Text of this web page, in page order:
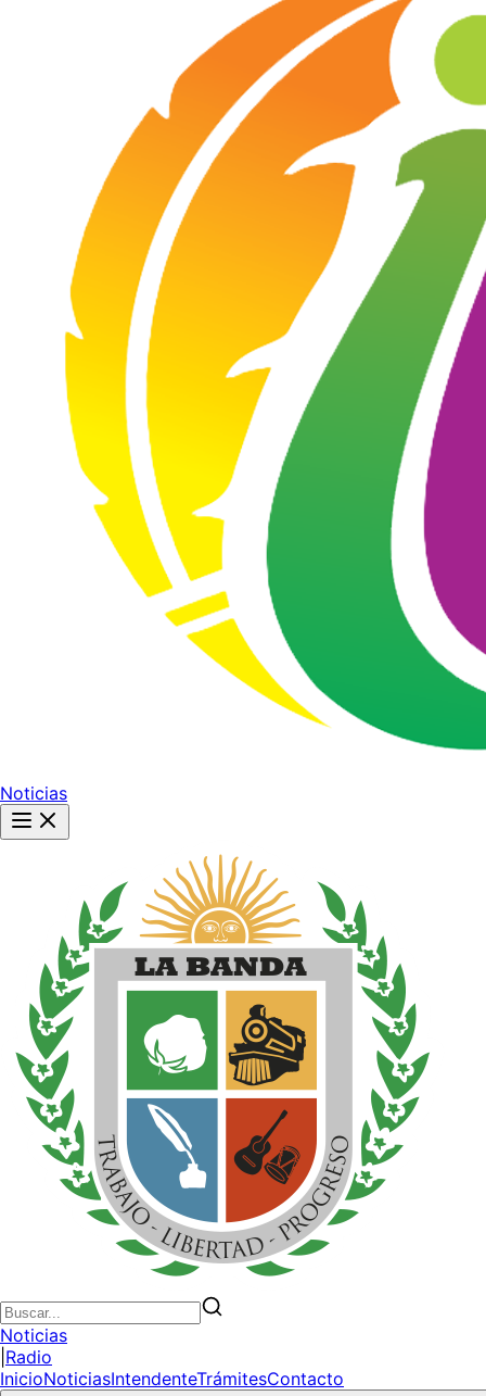
Noticias
Noticias
Radio
InicioNoticiasIntendenteTrámitesContacto